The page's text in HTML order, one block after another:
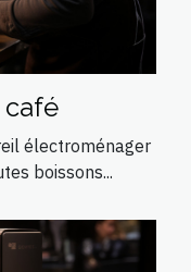
café
électroménager
boissons...